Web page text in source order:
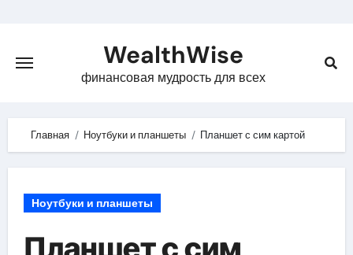
content
WealthWise
финансовая мудрость для всех
Главная Ноутбуки и планшеты Планшет с сим картой
Ноутбуки и планшеты